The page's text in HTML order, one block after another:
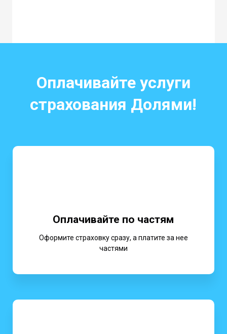
Оплачивайте услуги
страхования Долями!
Оплачивайте по частям
Оформите страховку сразу, а платите за нее
частями